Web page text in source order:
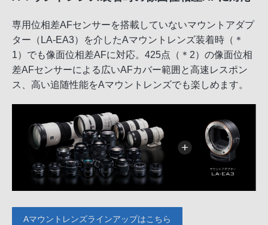
専用位相差AFセンサーを搭載していないマウントアダプ
ター（LA-EA3）を介したAマウントレンズ装着時（＊
1）でも像面位相差AFに対応。425点（＊2）の像面位相
差AFセンサーによる広いAFカバー範囲と高速レスポン
ス、高い追随性能をAマウントレンズでも楽しめます。
Aマウントレンズラインアップはこちら